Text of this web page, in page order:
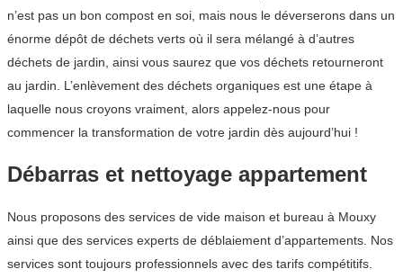
n’est pas un bon compost en soi, mais nous le déverserons dans un
énorme dépôt de déchets verts où il sera mélangé à d’autres
déchets de jardin, ainsi vous saurez que vos déchets retourneront
au jardin. L’enlèvement des déchets organiques est une étape à
laquelle nous croyons vraiment, alors appelez-nous pour
commencer la transformation de votre jardin dès aujourd’hui !
Débarras et nettoyage appartement
Nous proposons des services de vide maison et bureau à Mouxy
ainsi que des services experts de déblaiement d’appartements. Nos
services sont toujours professionnels avec des tarifs compétitifs.